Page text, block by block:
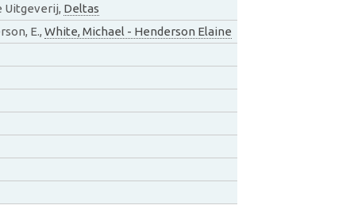
Uitgeverij, Deltas
E., White, Michael - Henderson Elaine